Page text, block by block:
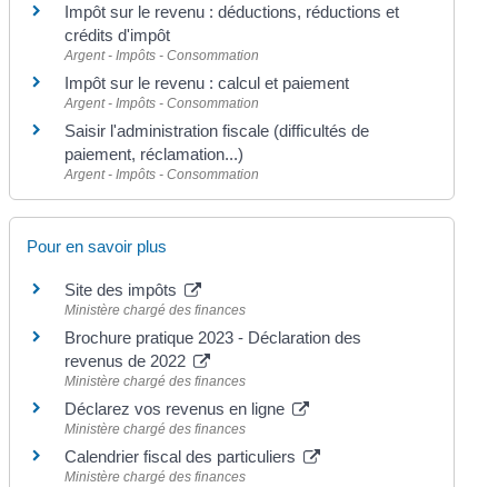
Impôt sur le revenu : déductions, réductions et
crédits d'impôt
Argent - Impôts - Consommation
Impôt sur le revenu : calcul et paiement
Argent - Impôts - Consommation
Saisir l'administration fiscale (difficultés de
paiement, réclamation...)
Argent - Impôts - Consommation
Pour en savoir plus
Site des impôts
Ministère chargé des finances
Brochure pratique 2023 - Déclaration des
revenus de 2022
Ministère chargé des finances
Déclarez vos revenus en ligne
Ministère chargé des finances
Calendrier fiscal des particuliers
Ministère chargé des finances